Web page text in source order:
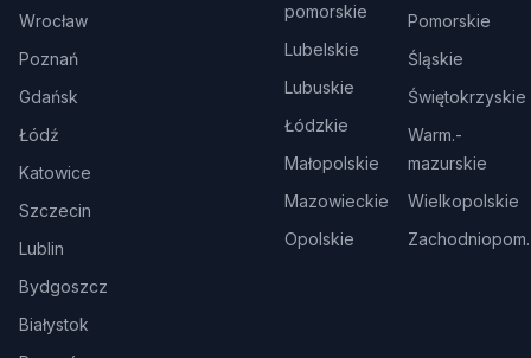
Wrocław
Poznań
Gdańsk
Łódź
Katowice
Szczecin
Lublin
Bydgoszcz
Białystok
pomorskie
Lubelskie
Lubuskie
Łódzkie
Małopolskie
Mazowieckie
Opolskie
Pomorskie
Śląskie
Świętokrzyskie
Warm.-
mazurskie
Wielkopolskie
Zachodniopom.